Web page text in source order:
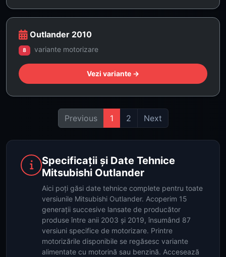
Outlander 2010
8 variante motorizare
Vezi variante →
Previous 1 2 Next
Specificații și Date Tehnice
Mitsubishi Outlander
Aici poți găsi date tehnice complete pentru toate
versiunile Mitsubishi Outlander. Acoperim 15
generații succesive lansate de producător
produse între anii 2003 și 2019, însumând 87
versiuni specifice de motorizare. Printre
motorizările disponibile se regăsesc variante
alimentate cu motorină sau benzină. Accesează